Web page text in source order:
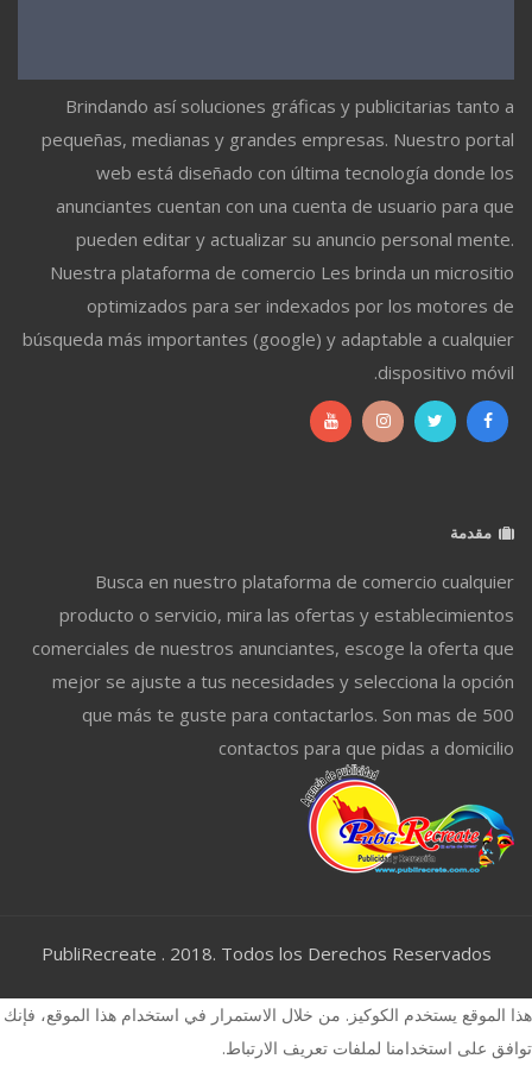
Brindando así soluciones gráficas y publicitarias tanto a
pequeñas, medianas y grandes empresas. Nuestro portal
web está diseñado con última tecnología donde los
anunciantes cuentan con una cuenta de usuario para que
pueden editar y actualizar su anuncio personal mente.
Nuestra plataforma de comercio Les brinda un micrositio
optimizados para ser indexados por los motores de
búsqueda más importantes (google) y adaptable a cualquier
dispositivo móvil.
مقدمة
Busca en nuestro plataforma de comercio cualquier
producto o servicio, mira las ofertas y establecimientos
comerciales de nuestros anunciantes, escoge la oferta que
mejor se ajuste a tus necesidades y selecciona la opción
que más te guste para contactarlos. Son mas de 500
contactos para que pidas a domicilio
PubliRecreate . 2018. Todos los Derechos Reservados
هذا الموقع يستخدم الكوكيز. من خلال الاستمرار في استخدام هذا الموقع، فإنك
توافق على استخدامنا لملفات تعريف الارتباط.